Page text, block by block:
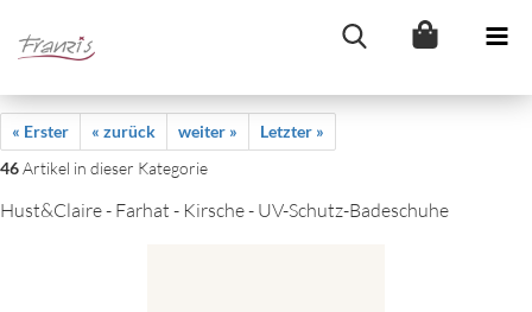
« Erster « zurück weiter »
Letzter »
46Artikel in dieser Kategorie
Hust&Claire - Farhat - Kirsche - UV-Schutz-Badeschuhe